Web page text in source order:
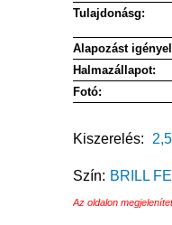
Tulajdonásg:
Alapozást
Halmazállapot:
Fotó:
Kiszerelés:
Szín: BRILL
Az oldalon